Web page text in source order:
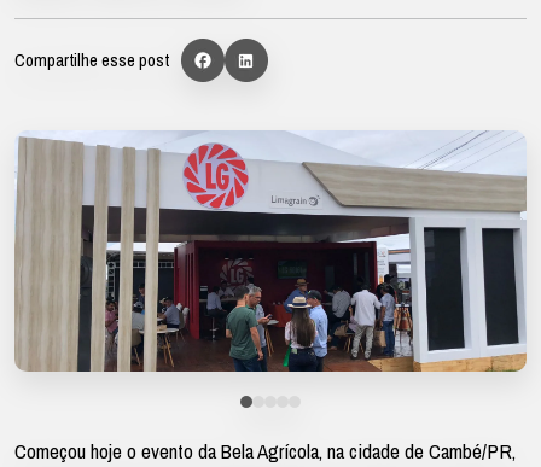
Compartilhe esse post
Começou hoje o evento da Bela Agrícola, na cidade de Cambé/PR,